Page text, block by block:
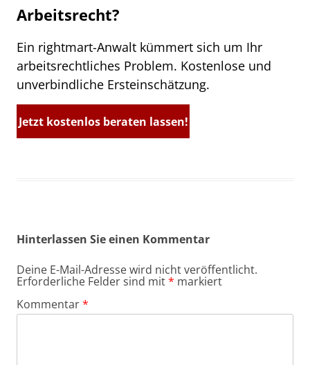
Arbeitsrecht?
Ein rightmart-Anwalt kümmert sich um Ihr
arbeitsrechtliches Problem. Kostenlose und
unverbindliche Ersteinschätzung.
Jetzt kostenlos beraten lassen!
Hinterlassen Sie einen Kommentar
Deine E-Mail-Adresse wird nicht veröffentlicht.
Erforderliche Felder sind mit* markiert
Kommentar*